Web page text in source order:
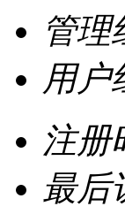
管理
用户
注册
最后